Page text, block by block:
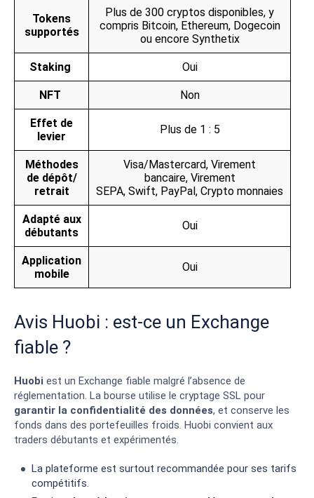
Tokens
supportés
Plus de 300 cryptos disponibles, y
compris Bitcoin, Ethereum, Dogecoin
ou encore Synthetix
Staking Oui
NFT Non
Effet de
levier
Plus de 1 : 5
Méthodes
de dépôt/
retrait
Visa/Mastercard, Virement
bancaire, Virement
SEPA, Swift, PayPal, Crypto monnaies
Adapté aux
débutants
Oui
Application
mobile
Oui
Avis Huobi : est-ce un Exchange
fiable ?
Huobi est un Exchange fiable malgré l’absence de
réglementation. La bourse utilise le cryptage SSL pour
garantir la confidentialité des données, et conserve les
fonds dans des portefeuilles froids. Huobi convient aux
traders débutants et expérimentés.
La plateforme est surtout recommandée pour ses tarifs
compétitifs.